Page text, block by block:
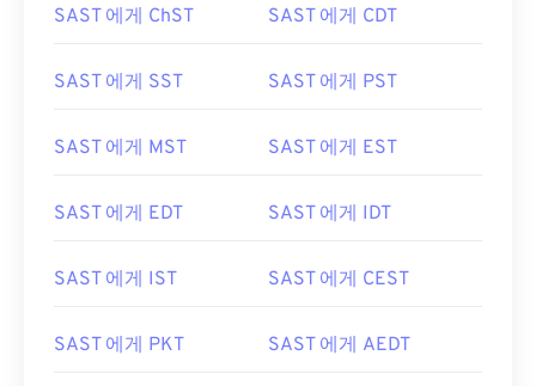
SAST 에게 ChST SAST 에게 CDT
SAST 에게 SST SAST 에게 PST
SAST 에게 MST SAST 에게 EST
SAST 에게 EDT SAST 에게 IDT
SAST 에게 IST SAST 에게 CEST
SAST 에게 PKT SAST 에게 AEDT